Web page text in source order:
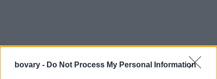
bovary - Do Not Process My Personal Information